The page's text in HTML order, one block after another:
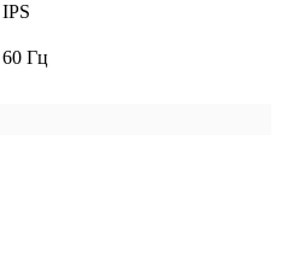
IPS
60 Гц